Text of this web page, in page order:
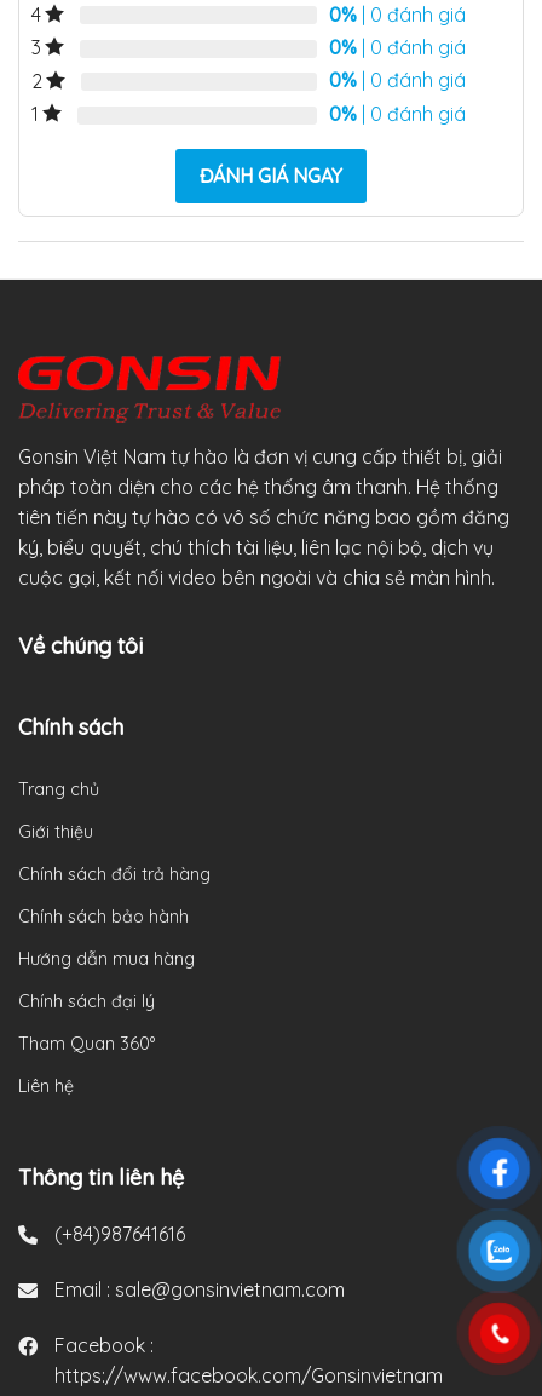
4
0% | 0 đánh giá
3
0% | 0 đánh giá
2
0% | 0 đánh giá
1
0% | 0 đánh giá
ĐÁNH GIÁ NGAY
Gonsin Việt Nam tự hào là đơn vị cung cấp thiết bị, giải
pháp toàn diện cho các hệ thống âm thanh. Hệ thống
tiên tiến này tự hào có vô số chức năng bao gồm đăng
ký, biểu quyết, chú thích tài liệu, liên lạc nội bộ, dịch vụ
cuộc gọi, kết nối video bên ngoài và chia sẻ màn hình.
Về chúng tôi
Chính sách
Trang chủ
Giới thiệu
Chính sách đổi trả hàng
Chính sách bảo hành
Hướng dẫn mua hàng
Chính sách đại lý
Tham Quan 360°
Liên hệ
Thông tin liên hệ
(+84)987641616
Email : sale@gonsinvietnam.com
Facebook :
https://www.facebook.com/Gonsinvietnam